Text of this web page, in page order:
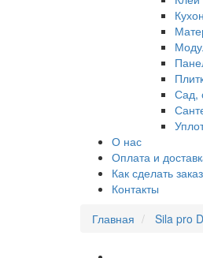
Сад,
О нас
Оплата и
Как сделать заказ
Контакты
Главная
Sila pro